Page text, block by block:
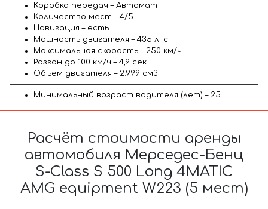
Коробка передач – Автомат
Количество мест – 4/5
Навигация – есть
Мощность двигателя – 435 л. с.
Максимальная скорость – 250 км/ч
Разгон до 100 км/ч – 4,9 сек
Объём двигателя – 2.999 см3
Минимальный возраст водителя (лет) – 25
Расчёт стоимости аренды
автомобиля Мерседес-Бенц
S-Class S 500 Long 4MATIC
AMG equipment W223 (5 мест)